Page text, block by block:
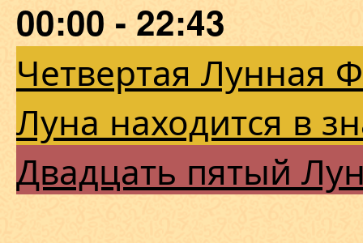
00:00 - 22:43
Четвертая Лунная
Луна находится в
Двадцать пятый